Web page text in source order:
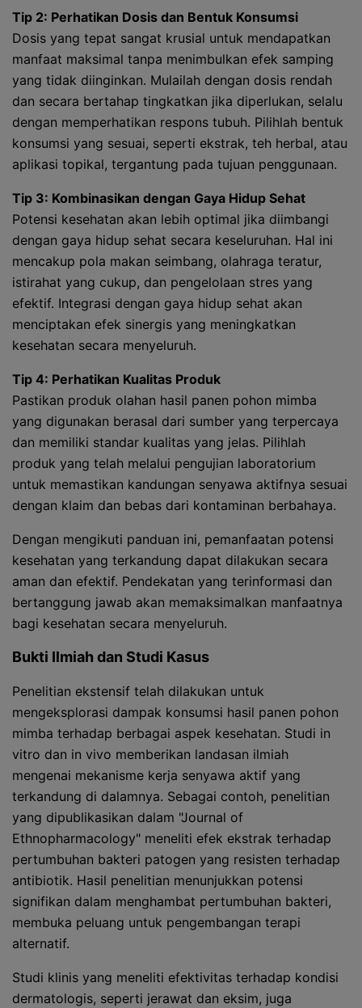
Tip 2: Perhatikan Dosis dan Bentuk Konsumsi
Dosis yang tepat sangat krusial untuk mendapatkan
manfaat maksimal tanpa menimbulkan efek samping
yang tidak diinginkan. Mulailah dengan dosis rendah
dan secara bertahap tingkatkan jika diperlukan, selalu
dengan memperhatikan respons tubuh. Pilihlah bentuk
konsumsi yang sesuai, seperti ekstrak, teh herbal, atau
aplikasi topikal, tergantung pada tujuan penggunaan.
Tip 3: Kombinasikan dengan Gaya Hidup Sehat
Potensi kesehatan akan lebih optimal jika diimbangi
dengan gaya hidup sehat secara keseluruhan. Hal ini
mencakup pola makan seimbang, olahraga teratur,
istirahat yang cukup, dan pengelolaan stres yang
efektif. Integrasi dengan gaya hidup sehat akan
menciptakan efek sinergis yang meningkatkan
kesehatan secara menyeluruh.
Tip 4: Perhatikan Kualitas Produk
Pastikan produk olahan hasil panen pohon mimba
yang digunakan berasal dari sumber yang terpercaya
dan memiliki standar kualitas yang jelas. Pilihlah
produk yang telah melalui pengujian laboratorium
untuk memastikan kandungan senyawa aktifnya sesuai
dengan klaim dan bebas dari kontaminan berbahaya.
Dengan mengikuti panduan ini, pemanfaatan potensi
kesehatan yang terkandung dapat dilakukan secara
aman dan efektif. Pendekatan yang terinformasi dan
bertanggung jawab akan memaksimalkan manfaatnya
bagi kesehatan secara menyeluruh.
Bukti Ilmiah dan Studi Kasus
Penelitian ekstensif telah dilakukan untuk
mengeksplorasi dampak konsumsi hasil panen pohon
mimba terhadap berbagai aspek kesehatan. Studi in
vitro dan in vivo memberikan landasan ilmiah
mengenai mekanisme kerja senyawa aktif yang
terkandung di dalamnya. Sebagai contoh, penelitian
yang dipublikasikan dalam "Journal of
Ethnopharmacology" meneliti efek ekstrak terhadap
pertumbuhan bakteri patogen yang resisten terhadap
antibiotik. Hasil penelitian menunjukkan potensi
signifikan dalam menghambat pertumbuhan bakteri,
membuka peluang untuk pengembangan terapi
alternatif.
Studi klinis yang meneliti efektivitas terhadap kondisi
dermatologis, seperti jerawat dan eksim, juga